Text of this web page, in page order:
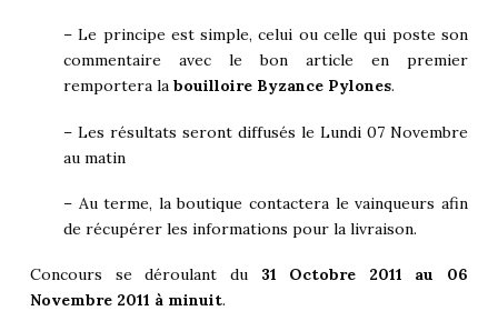
– Le principe est simple, celui ou celle qui poste son
commentaire avec le bon article en premier
remportera la bouilloire Byzance Pylones.
– Les résultats seront diffusés le Lundi 07 Novembre
au matin
– Au terme, la boutique contactera le vainqueurs afin
de récupérer les informations pour la livraison.
Concours se déroulant du 31 Octobre 2011 au 06
Novembre 2011 à minuit.